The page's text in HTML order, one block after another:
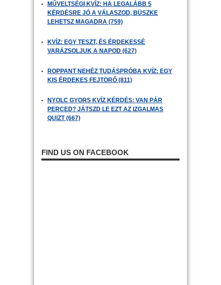
MŰVELTSÉGI KVÍZ: HA LEGALÁBB 5
KÉRDÉSRE JÓ A VÁLASZOD, BÜSZKE
LEHETSZ MAGADRA (759)
KVÍZ: EGY TESZT, ÉS ÉRDEKESSÉ
VARÁZSOLJUK A NAPOD (627)
ROPPANT NEHÉZ TUDÁSPRÓBA KVÍZ: EGY
KIS ÉRDEKES FEJTÖRŐ (811)
NYOLC GYORS KVÍZ KÉRDÉS: VAN PÁR
PERCED? JÁTSZD LE EZT AZ IZGALMAS
QUIZT (667)
FIND US ON FACEBOOK